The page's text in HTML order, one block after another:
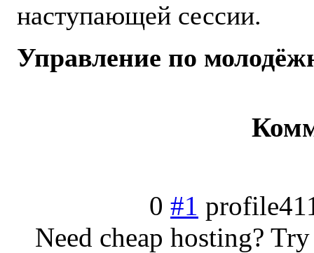
наступающей сессии.
Управление по
0 #1
Need cheap hosting?